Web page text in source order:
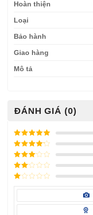
Hoàn thiện
Loại
Bảo hành
Giao hàng
Mô tả
ĐÁNH GIÁ (0)
Được xếp
hạng
5
5
sao
Được xếp
hạng
4
5
sao
Được
xếp
hạng3
5 sao
Được
hạng
sao
Được
hạng